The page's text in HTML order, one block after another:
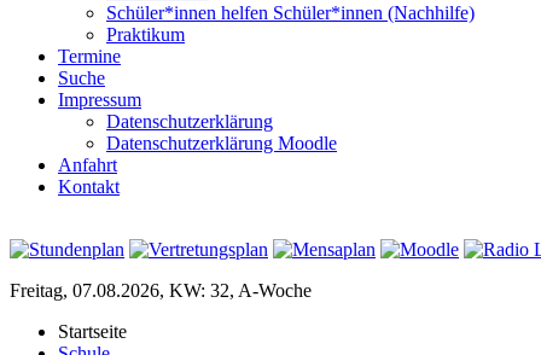
Schüler*innen helfen Schüler*innen (Nachhilfe)
Praktikum
Termine
Suche
Impressum
Datenschutzerklärung
Datenschutzerklärung Moodle
Anfahrt
Kontakt
Freitag, 07.08.2026, KW: 32, A-Woche
Startseite